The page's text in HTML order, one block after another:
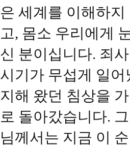
은 세계를 이해하
고, 몸소 우리에게
신 분이십니다. 죄
시기가 무섭게 일
지해 왔던 침상을
로 돌아갔습니다.
님께서는 지금 이